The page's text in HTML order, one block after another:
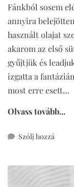
Fánkból sosem
annyira
használt olajat
akarom az első
gyűjtjük és
izgatta a
most erre esett…
Olvass tovább...
Szólj hozzá